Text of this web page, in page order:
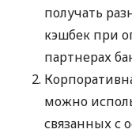
получать
кэшбек при
партнерах
можно
связанных с